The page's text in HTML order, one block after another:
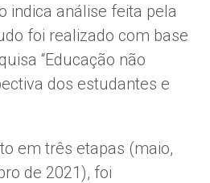
indica análise feita pela
foi realizado com base
“Educação não
dos estudantes e
em três etapas (maio,
de 2021), foi